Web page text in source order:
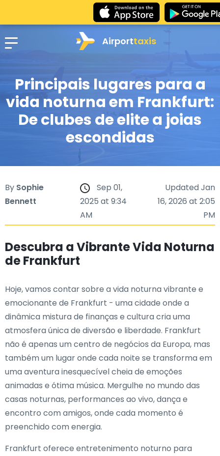
Airporttaxis
Principais lugares para a
vida noturna em Frankfurt:
De clubes de elite a joias
escondidas
By Sophie
Bennett
Sep 01,
2025 at 9:34
AM
Updated Jan
16, 2026 at 2:05
PM
Descubra a Vibrante Vida Noturna
de Frankfurt
Hoje, vamos contar sobre a vida noturna vibrante e
emocionante de Frankfurt - uma cidade onde a
dinâmica mistura de finanças e cultura cria uma
atmosfera única de diversão e liberdade. Frankfurt
não é apenas um centro de negócios da Europa, mas
também um lugar onde cada noite se transforma em
uma aventura inesquecível cheia de emoções
animadas e ótima música. Mergulhe no mundo das
casas noturnas, performances ao vivo, dança e
encontro com amigos, onde cada momento é
preenchido com energia.
Frankfurt oferece entretenimento noturno para